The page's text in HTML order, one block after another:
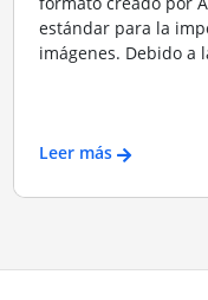
estándar para la
imágenes. Debido a
Leer más